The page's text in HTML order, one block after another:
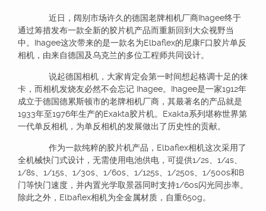
近日，阔别市场许久的德国老牌相机厂商Ihagee终于
通过筹措发布一款全新的胶片机产品而重新回到大众视野当
中。Ihagee这次带来的是一款名为Elbaflex的尼康F口胶片单反
相机，由来自德国及乌克兰的多位工程师共同设计。
说起德国相机，大家肯定会第一时间想起格调十足的徕
卡，而相机发烧友必然不会忘记 Ihagee。Ihagee是一家1912年
成立于德国德累斯顿市的老牌相机厂商，其最著名的产品就是
1933年至1976年生产的Exakta胶片机。Exakta系列堪称世界第
一代单反相机，为单反相机的发展做出了历史性的贡献。
作为一款纯粹的胶片机产品，Elbaflex相机这次采用了
全机械快门式设计，无需使用电池供电，可提供1/2s、1/4s、
1/8s、1/15s、1/30s、1/60s、1/125s、1/250s、1/500s和B
门等快门速度，并内置光学取景器同时支持1/60s闪光同步率。
除此之外，Elbaflex相机为全金属材质，自重650g。